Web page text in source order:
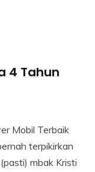
4 Tahun
Mobil Terbaik
terpikirkan
mbak Kristi